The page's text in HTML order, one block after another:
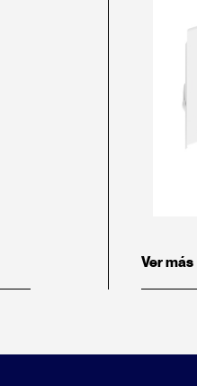
Ver más